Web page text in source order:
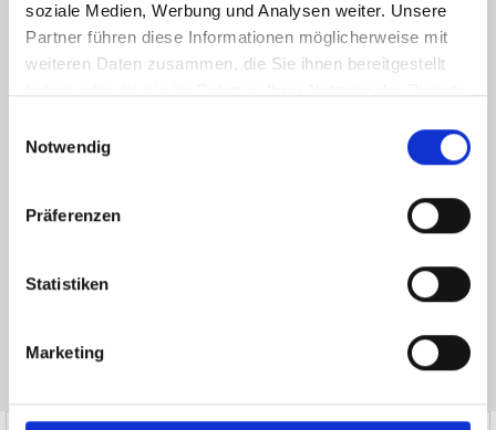
soziale Medien, Werbung und Analysen weiter. Unsere
Partner führen diese Informationen möglicherweise mit
weiteren Daten zusammen, die Sie ihnen bereitgestellt
Notwendig
Präferenzen
Statistiken
Marketing
Ich habe die
zur Kenntnis genommen. Ich stimme
zu, dass meine Angaben und Daten zur Beantwortung meiner Anfrage
Hinweis: Sie können Ihre Einwilligung jederzeit für die Zukunft per E-Mail
* Pflichtfelder